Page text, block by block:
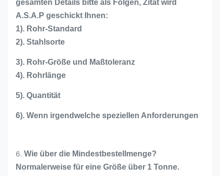
gesamten Details bitte als Folgen, Zitat wird
A.S.A.P geschickt Ihnen:
1). Rohr-Standard
2). Stahlsorte
3). Rohr-Größe und Maßtoleranz
4). Rohrlänge
5). Quantität
6). Wenn irgendwelche speziellen Anforderungen
6. Wie über die Mindestbestellmenge?
Normalerweise für eine Größe über 1 Tonne.